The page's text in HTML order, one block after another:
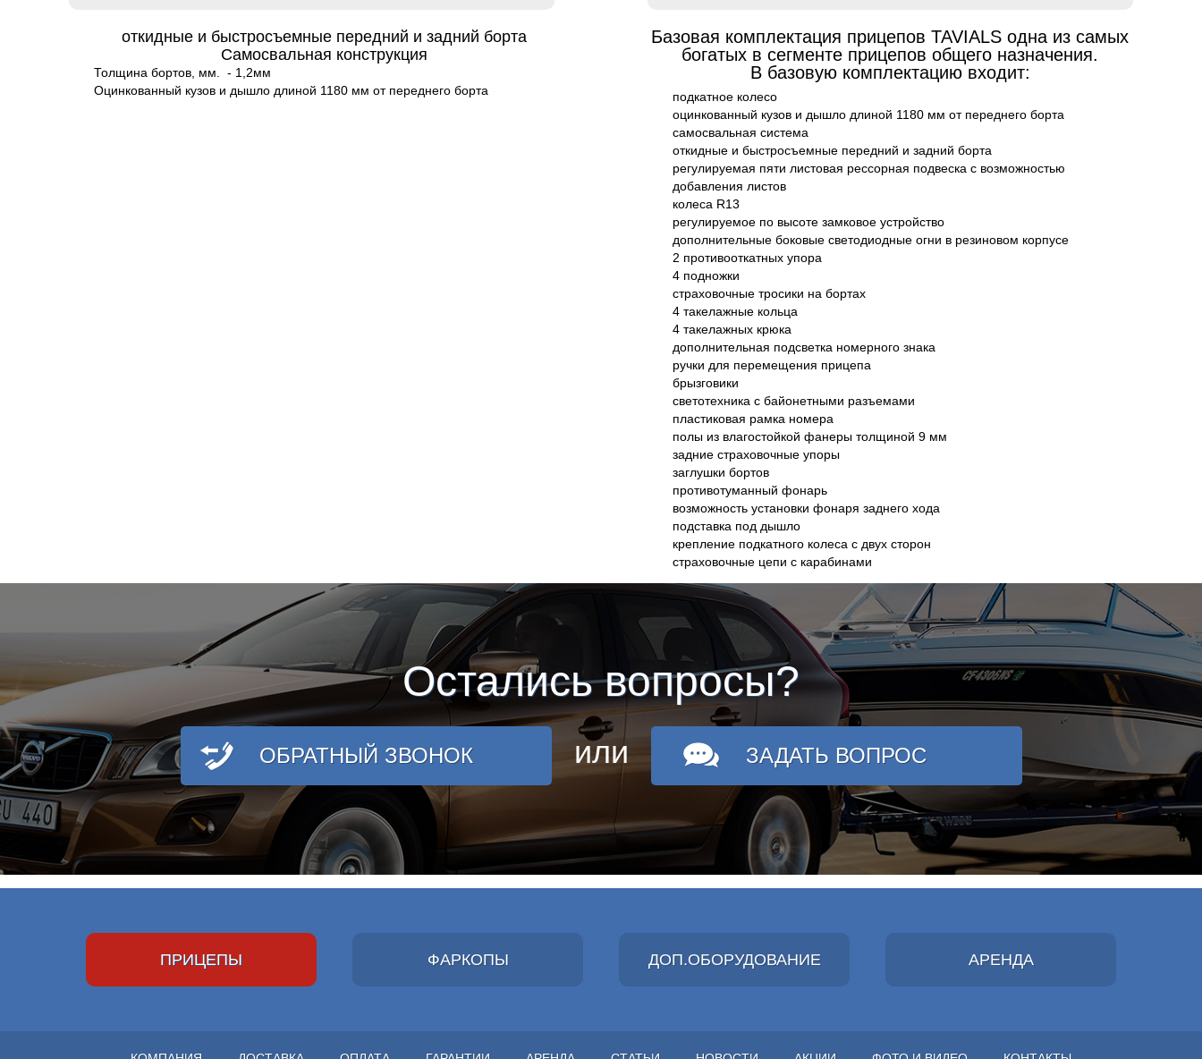
откидные и быстросъемные передний и задний борта
Самосвальная конструкция
Толщина бортов, мм. - 1,2мм
Оцинкованный кузов и дышло длиной 1180 мм от переднего борта
Базовая комплектация прицепов TAVIALS одна из самых
богатых в сегменте прицепов общего назначения.
В базовую комплектацию входит:
подкатное колесо
оцинкованный кузов и дышло длиной 1180 мм от переднего борта
самосвальная система
откидные и быстросъемные передний и задний борта
регулируемая пяти листовая рессорная подвеска с возможностью
добавления листов
колеса R13
регулируемое по высоте замковое устройство
дополнительные боковые светодиодные огни в резиновом корпусе
2 противооткатных упора
4 подножки
страховочные тросики на бортах
4 такелажные кольца
4 такелажных крюка
дополнительная подсветка номерного знака
ручки для перемещения прицепа
брызговики
светотехника с байонетными разъемами
пластиковая рамка номера
полы из влагостойкой фанеры толщиной 9 мм
задние страховочные упоры
заглушки бортов
противотуманный фонарь
возможность установки фонаря заднего хода
подставка под дышло
крепление подкатного колеса с двух сторон
страховочные цепи с карабинами
Остались вопросы?
ОБРАТНЫЙ ЗВОНОК или ЗАДАТЬ ВОПРОС
ПРИЦЕПЫ ФАРКОПЫ ДОП.ОБОРУДОВАНИЕ АРЕНДА